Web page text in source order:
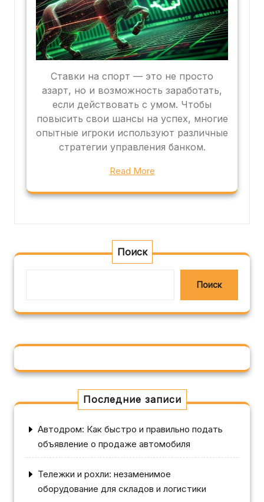
Ставки на спорт — это не просто
азарт, но и возможность заработать,
если действовать с умом. Чтобы
повысить свои шансы на успех, многие
опытные игроки используют различные
стратегии управления банком.
Read More
Поиск
Поиск
Последние записи
Автодром: Как быстро и правильно подать
объявление о продаже автомобиля
Тележки и рохли: незаменимое
оборудование для складов и логистики